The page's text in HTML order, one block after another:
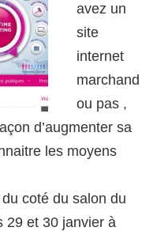
avez un
site
internet
marchand
ou pas ,
d’augmenter sa
les moyens
coté du salon du
29 et 30 janvier à